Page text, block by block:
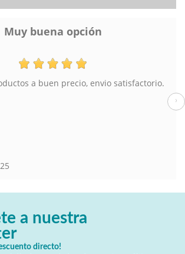
Muy buena opción
a buen precio, envio satisfactorio.
›
a nuestra
directo!